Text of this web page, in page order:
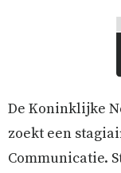
De Koninklijke
zoekt een
Communicatie.